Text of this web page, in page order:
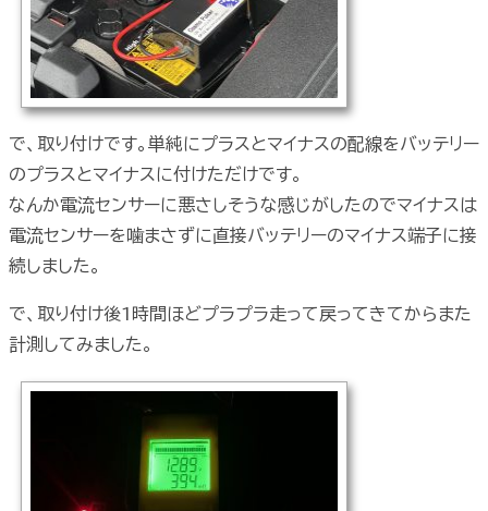
で、取り付けです。単純にプラスとマイナスの配線をバッテリー
のプラスとマイナスに付けただけです。
なんか電流センサーに悪さしそうな感じがしたのでマイナスは
電流センサーを噛まさずに直接バッテリーのマイナス端子に接
続しました。
で、取り付け後1時間ほどプラプラ走って戻ってきてからまた
計測してみました。